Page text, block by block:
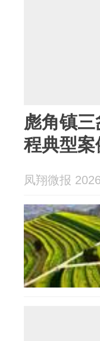
彪角镇
程典型案
凤翔微报